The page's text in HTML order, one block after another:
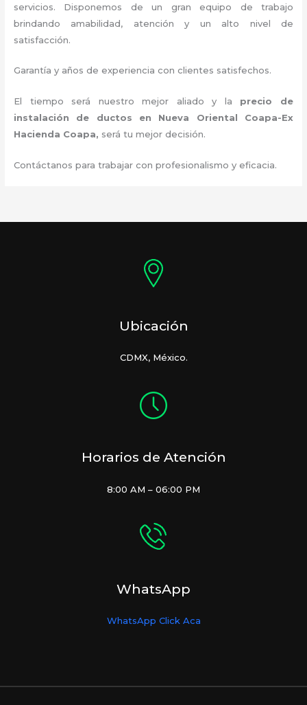
servicios. Disponemos de un gran equipo de trabajo
brindando amabilidad, atención y un alto nivel de
satisfacción.
Garantía y años de experiencia con clientes satisfechos.
El tiempo será nuestro mejor aliado y la precio de
instalación de ductos en Nueva Oriental Coapa-Ex
Hacienda Coapa, será tu mejor decisión.
Contáctanos para trabajar con profesionalismo y eficacia.
Ubicación
CDMX, México.
Horarios de Atención
8:00 AM – 06:00 PM
WhatsApp
WhatsApp Click Aca